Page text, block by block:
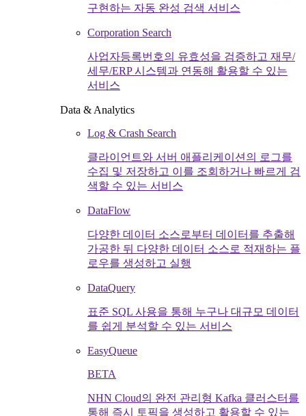
구현하는 자동 완성 검색 서비스
Corporation Search
사업자등록번호의 유효성을 검증하고 재무/
세무/ERP 시스템과 연동해 활용할 수 있는
서비스
Data & Analytics
Log & Crash Search
클라이언트와 서버 애플리케이션의 로그를
수집 및 저장하고 이를 조회하거나 빠르게 검
색할 수 있는 서비스
DataFlow
다양한 데이터 소스로부터 데이터를 추출해
가공한 뒤 다양한 데이터 소스로 적재하는 플
로우를 생성하고 실행
DataQuery
표준 SQL 사용을 통해 누구나 대규모 데이터
를 쉽게 분석할 수 있는 서비스
EasyQueue
BETA
NHN Cloud의 완전 관리형 Kafka 클러스터를
통해 즉시 토픽을 생성하고 활용할 수 있는